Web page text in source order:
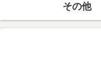
その他